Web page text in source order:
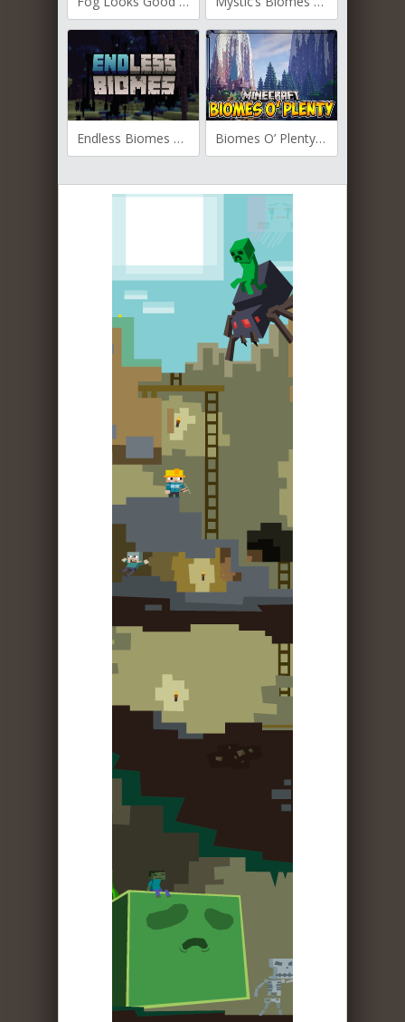
Endless Biomes для Майнкрафт [1.19.2, 1.18.2] Biomes O’ Plenty для Майнкрафт [1.19.3, 1.19.2, 1.19.1]